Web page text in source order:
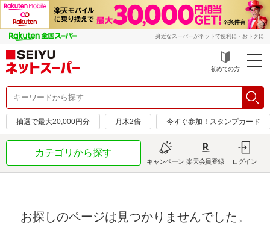
身近なスーパーがネットで便利に・おトクに
初めての方
抽選で最大20,000円分 月木2倍 今すぐ参加！スタンプカード
カテゴリから探す
キャンペーン 楽天会員登録 ログイン
お探しのページは見つかりませんでした。